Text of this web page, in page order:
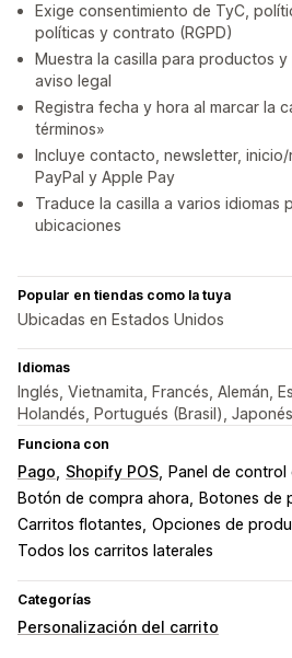
Exige consentimiento de TyC,
políticas y contrato (RGPD)
Muestra la casilla para productos
aviso legal
Registra fecha y hora al marcar la
términos»
Incluye contacto, newsletter,
PayPal y Apple Pay
Traduce la casilla a varios idiomas
ubicaciones
Popular en tiendas como la tuya
Ubicadas en Estados Unidos
Idiomas
Inglés, Vietnamita, Francés, Alemán,
Holandés, Portugués (Brasil),
Funciona con
Pago Shopify POS
Panel de
Botón de compra ahora
Botones de
Carritos flotantes Opciones de
Todos los carritos laterales
Categorías
Personalización del carrito